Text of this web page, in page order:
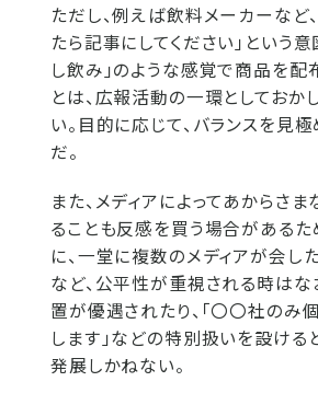
ただし、例えば飲料メーカーなど
たら記事にしてください」という意
し飲み」のような感覚で商品を配
とは、広報活動の一環としておか
い。目的に応じて、バランスを見
だ。
また、メディアによってあからさ
ることも反感を買う場合があるた
に、一堂に複数のメディアが会し
など、公平性が重視される時はな
置が優遇されたり、「〇〇社のみ
します」などの特別扱いを設ける
発展しかねない。